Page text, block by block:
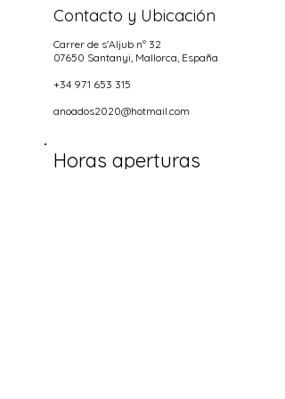
Contacto y Ubicación
Carrer de s'Aljub nº 32
07650 Santanyi, Mallorca, España
+34 971 653 315
anoados2020@hotmail.com
Horas aperturas